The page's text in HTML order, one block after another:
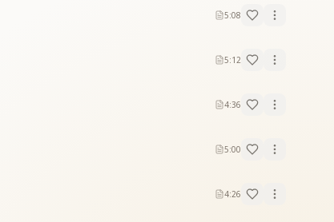
5:08
5:12
4:36
5:00
4:26